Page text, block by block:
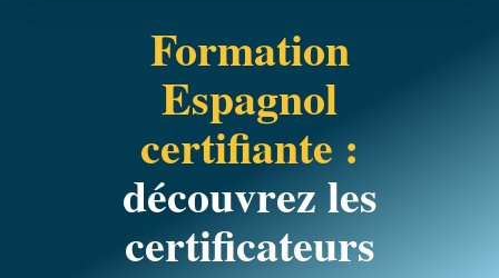
Formation
Espagnol
certifiante :
découvrez les
certificateurs